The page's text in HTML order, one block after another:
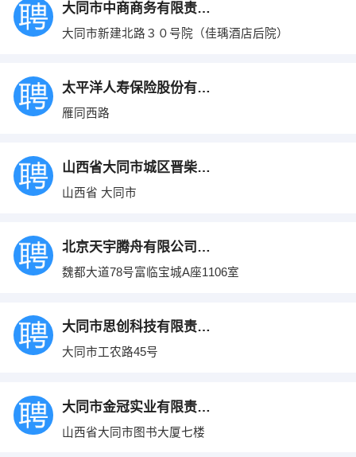
大同市中商商务有限责任公司
大同市新建北路３０号院（佳瑀酒店后院）
太平洋人寿保险股份有限公司
雁同西路
山西省大同市城区晋柴中学
山西省 大同市
北京天宇腾舟有限公司大同分公司
魏都大道78号富临宝城A座1106室
大同市思创科技有限责任公司
大同市工农路45号
大同市金冠实业有限责任公司
山西省大同市图书大厦七楼